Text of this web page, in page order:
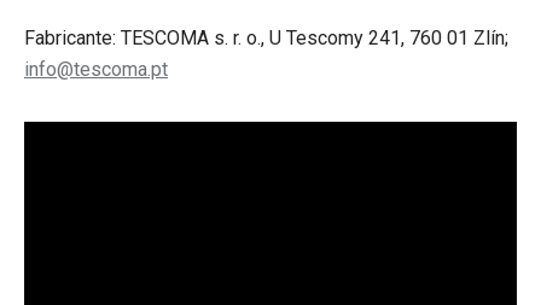
Fabricante: TESCOMA s. r. o., U Tescomy 241, 760 01 Zlín;
info@tescoma.pt